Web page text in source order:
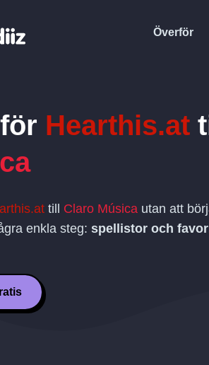
Överför
Hearthis.at
till Claro Música utan att
enkla steg: spellistor och